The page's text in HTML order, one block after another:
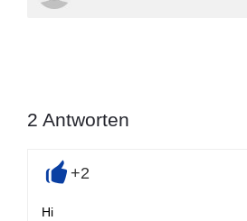
2 Antworten
+2
Hi